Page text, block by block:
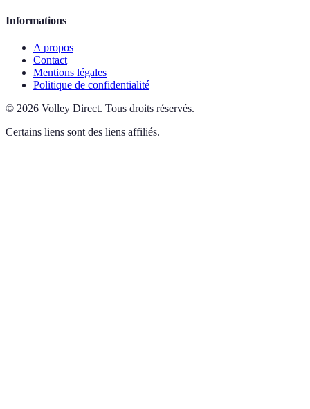
Informations
A propos
Contact
Mentions légales
Politique de confidentialité
© 2026 Volley Direct. Tous droits réservés.
Certains liens sont des liens affiliés.